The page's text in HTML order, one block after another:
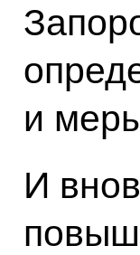
и
И